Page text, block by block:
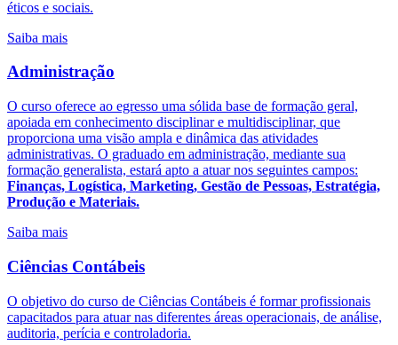
éticos e sociais.
Saiba mais
Administração
O curso oferece ao egresso uma sólida base de formação geral,
apoiada em conhecimento disciplinar e multidisciplinar, que
proporciona uma visão ampla e dinâmica das atividades
administrativas. O graduado em administração, mediante sua
formação generalista, estará apto a atuar nos seguintes campos:
Finanças, Logística, Marketing, Gestão de Pessoas, Estratégia,
Produção e Materiais.
Saiba mais
Ciências Contábeis
O objetivo do curso de Ciências Contábeis é formar profissionais
capacitados para atuar nas diferentes áreas operacionais, de análise,
auditoria, perícia e controladoria.